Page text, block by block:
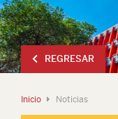
REGRESAR
Inicio Noticias